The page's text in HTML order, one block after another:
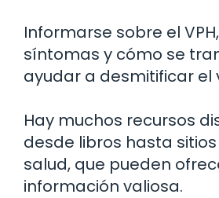
Informarse sobre el
síntomas y cómo se
ayudar a desmitificar el
Hay muchos recursos
desde libros hasta
salud, que pueden
información valiosa.